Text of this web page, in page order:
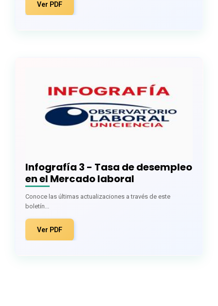
Ver PDF
Infografía 3 - Tasa de desempleo
en el Mercado laboral
Conoce las últimas actualizaciones a través de este
boletín...
Ver PDF